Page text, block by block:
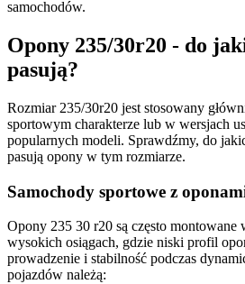
samochodów.
Opony 235/30r20 - do
pasują?
Rozmiar 235/30r20 jest stosowany
sportowym charakterze lub w wersjach
popularnych modeli. Sprawdźmy, do
pasują opony w tym rozmiarze.
Samochody sportowe z
Opony 235 30 r20 są często montowane
wysokich osiągach, gdzie niski profil
prowadzenie i stabilność podczas
pojazdów należą: